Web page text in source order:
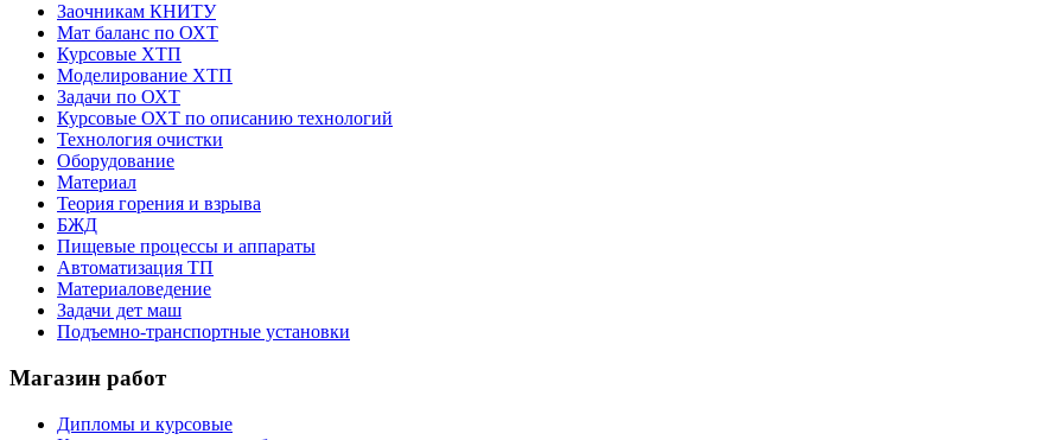
Заочникам КНИТУ
Мат баланс по ОХТ
Курсовые ХТП
Моделирование ХТП
Задачи по ОХТ
Курсовые ОХТ по описанию технологий
Технология очистки
Оборудование
Материал
Теория горения и взрыва
БЖД
Пищевые процессы и аппараты
Автоматизация ТП
Материаловедение
Задачи дет маш
Подъемно-транспортные установки
Магазин работ
Дипломы и курсовые